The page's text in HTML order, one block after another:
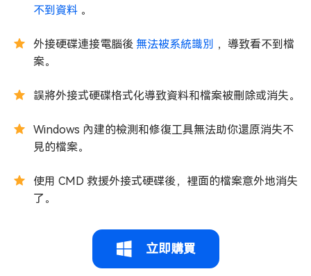
不到資料 。
外接硬碟連接電腦後 無法被系統識別 ，導致看不到檔
案。
誤將外接式硬碟格式化導致資料和檔案被刪除或消失。
Windows 內建的檢測和修復工具無法助你還原消失不
見的檔案。
使用 CMD 救援外接式硬碟後，裡面的檔案意外地消失
了。
立即購買